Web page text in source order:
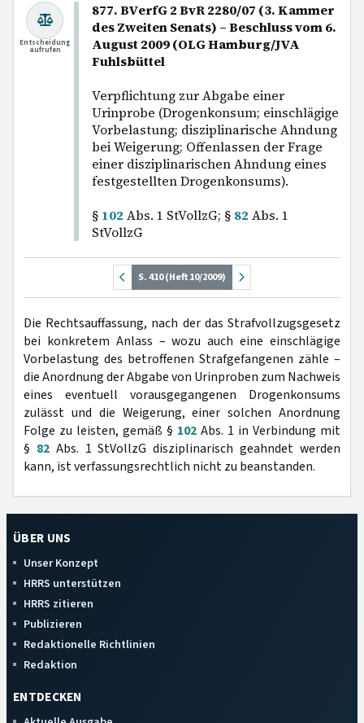
877. BVerfG 2 BvR 2280/07 (3. Kammer
des Zweiten Senats) – Beschluss vom 6.
August 2009 (OLG Hamburg/JVA
Fuhlsbüttel
Verpflichtung zur Abgabe einer
Urinprobe (Drogenkonsum; einschlägige
Vorbelastung; disziplinarische Ahndung
bei Weigerung; Offenlassen der Frage
einer disziplinarischen Ahndung eines
festgestellten Drogenkonsums).
§ 102 Abs. 1 StVollzG; § 82 Abs. 1
StVollzG
Entscheidung
aufrufen
S. 410 (Heft 10/2009)
Die Rechtsauffassung, nach der das Strafvollzugsgesetz
bei konkretem Anlass – wozu auch eine einschlägige
Vorbelastung des betroffenen Strafgefangenen zähle –
die Anordnung der Abgabe von Urinproben zum Nachweis
eines eventuell vorausgegangenen Drogenkonsums
zulässt und die Weigerung, einer solchen Anordnung
Folge zu leisten, gemäß § 102 Abs. 1 in Verbindung mit
§ 82Abs. 1 StVollzG disziplinarisch geahndet werden
kann, ist verfassungsrechtlich nicht zu beanstanden.
ÜBER UNS
Unser Konzept
HRRS unterstützen
HRRS zitieren
Publizieren
Redaktionelle Richtlinien
Redaktion
ENTDECKEN